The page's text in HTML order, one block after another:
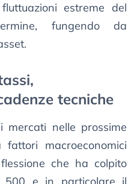
estreme del
fungendo da
tecniche
mercati nelle prossime
macroeconomici
che ha colpito